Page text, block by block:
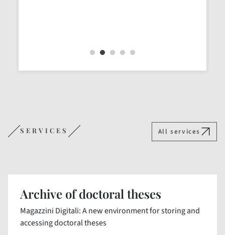
SERVICES All services
Archive of doctoral theses
Magazzini Digitali: A new environment for storing and
accessing doctoral theses